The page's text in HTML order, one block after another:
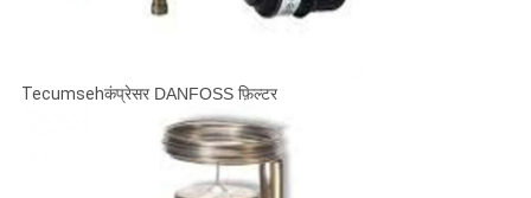
Tecumsehकंप्रेसर DANFOSS फ़िल्टर